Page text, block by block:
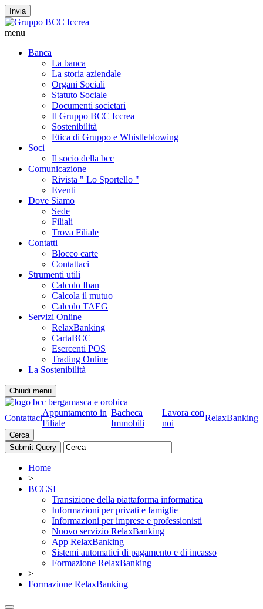
Invia
menu
Banca
La banca
La storia aziendale
Organi Sociali
Statuto Sociale
Documenti societari
Il Gruppo BCC Iccrea
Sostenibilità
Etica di Gruppo e Whistleblowing
Soci
Il socio della bcc
Comunicazione
Rivista " Lo Sportello "
Eventi
Dove Siamo
Sede
Filiali
Trova Filiale
Contatti
Blocco carte
Contattaci
Strumenti utili
Calcolo Iban
Calcola il mutuo
Calcolo TAEG
Servizi Online
RelaxBanking
CartaBCC
Esercenti POS
Trading Online
La Sostenibilità
Chiudi menu
Contattaci
Appuntamento in
Filiale
Bacheca
Immobili
Lavora con
noi
RelaxBanking
Cerca
Home
>
BCCSI
Transizione della piattaforma informatica
Informazioni per privati e famiglie
Informazioni per imprese e professionisti
Nuovo servizio RelaxBanking
App RelaxBanking
Sistemi automatici di pagamento e di incasso
Formazione RelaxBanking
>
Formazione RelaxBanking